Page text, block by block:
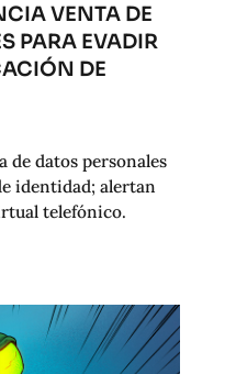
VENTA DE
PARA EVADIR
DE
de datos personales
identidad; alertan
telefónico.